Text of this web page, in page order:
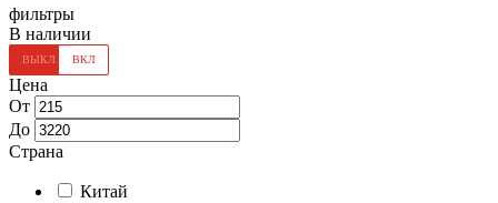
фильтры
В наличии
Цена
От
До
Страна
Китай